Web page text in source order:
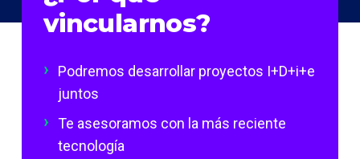
vincularnos?
Podremos desarrollar proyectos I+D+i+e
juntos
Te asesoramos con la más reciente
tecnología